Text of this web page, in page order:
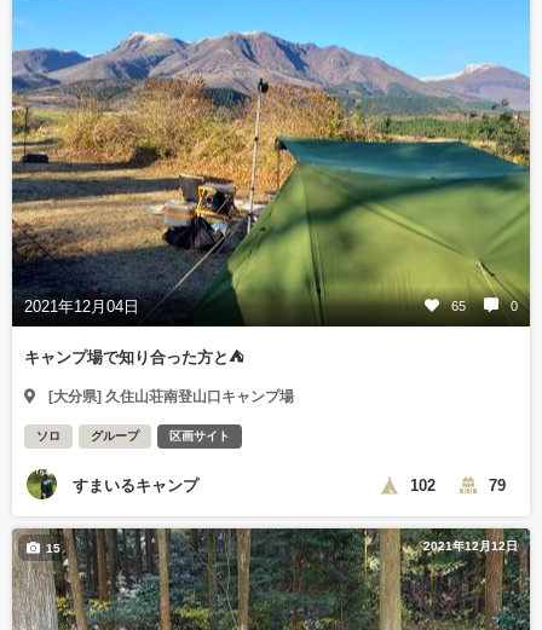
2021年12月04日 65 0
キャンプ場で知り合った方と⛺
[大分県] 久住山荘南登山口キャンプ場
ソロ グループ 区画サイト
すまいるキャンプ 102 79
2021年12月12日
15